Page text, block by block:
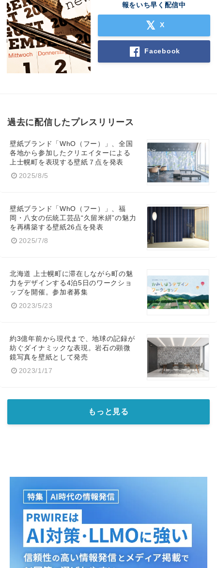
報をいち早く配信中
X
Facebook
過去に配信したプレスリリース
壁紙ブランド「WhO（フー）」、全国
各地から参加したクリエイターによる
上士幌町を表現する壁紙７点を発表
2025/8/5
壁紙ブランド「WhO（フー）」、福
岡・八女の伝統工芸品“久留米絣”の魅力
を再構築する壁紙26点を発表
2025/7/8
北海道 上士幌町に滞在しながら町の魅
力をデザインする4泊5日のワークショ
ップを開催。参加者募集
2023/5/23
約3億年前から現代まで、地球の記録が
紡ぐダイナミックな表現。岩石の顕微
鏡写真を壁紙として発売
2023/1/17
もっと見る